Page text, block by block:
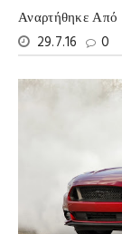
Αναρτήθηκε Από
29.7.16
0